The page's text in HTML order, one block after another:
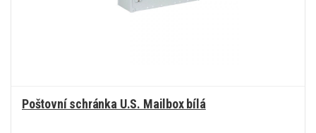
Poštovní schránka U.S. Mailbox bílá